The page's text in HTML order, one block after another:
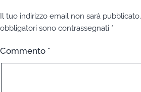
Il tuo indirizzo email non sarà pubblicato.
obbligatori sono contrassegnati *
Commento *